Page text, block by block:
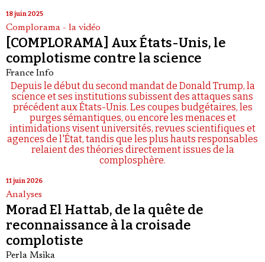
18 juin 2025
Complorama - la vidéo
[COMPLORAMA] Aux États-Unis, le
complotisme contre la science
France Info
Depuis le début du second mandat de Donald Trump, la
science et ses institutions subissent des attaques sans
précédent aux États-Unis. Les coupes budgétaires, les
purges sémantiques, ou encore les menaces et
intimidations visent universités, revues scientifiques et
agences de l'État, tandis que les plus hauts responsables
relaient des théories directement issues de la
complosphère.
11 juin 2026
Analyses
Morad El Hattab, de la quête de
reconnaissance à la croisade
complotiste
Perla Msika